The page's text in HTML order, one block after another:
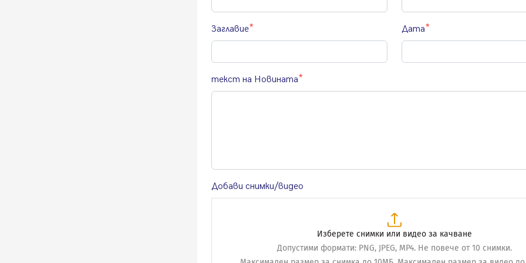
Заглавие Дата
текст на Новината
Добави снимки/видео
Изберете снимки или видео за качване
Допустими формати: PNG, JPEG, MP4. Не повече от 10 снимки.